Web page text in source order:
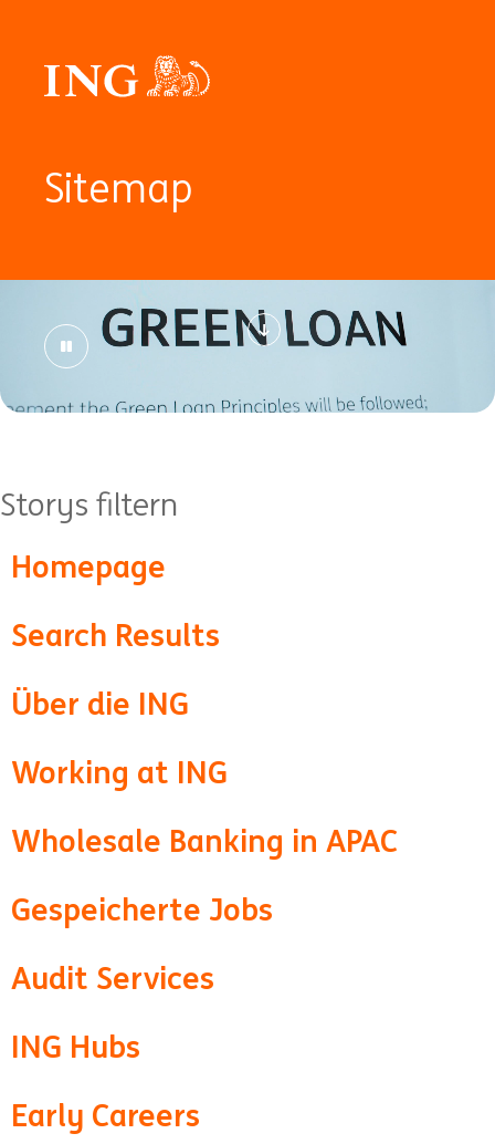
Sitemap
Storys filtern
Homepage
Search Results
Über die ING
Working at ING
Wholesale Banking in APAC
Gespeicherte Jobs
Audit Services
ING Hubs
Early Careers